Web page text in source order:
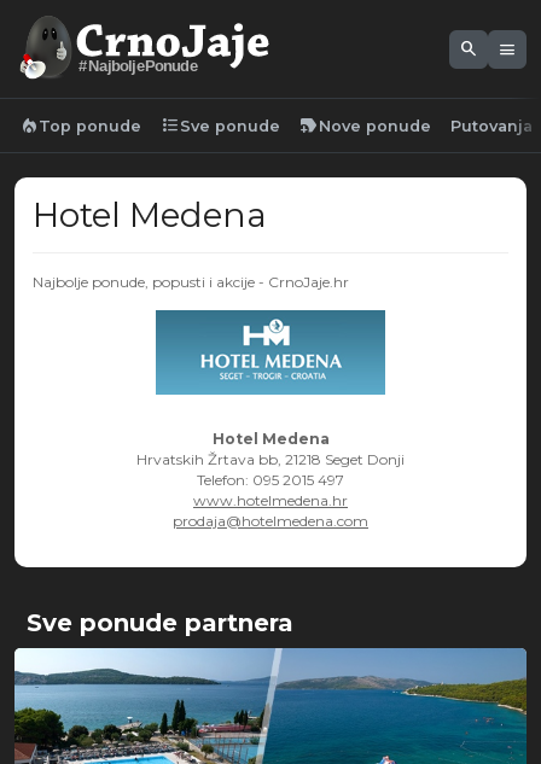
#NajboljePonude
search menu
local_fire_department Top ponude format_list_bulleted Sve ponude new_label Nove ponude Putovanja
Hotel Medena
Najbolje ponude, popusti i akcije - CrnoJaje.hr
Hotel Medena
Hrvatskih Žrtava bb, 21218 Seget Donji
Telefon: 095 2015 497
www.hotelmedena.hr
prodaja@hotelmedena.com
Sve ponude partnera